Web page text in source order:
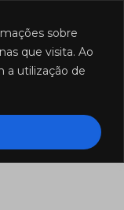
sobre
que visita. Ao
a utilização de